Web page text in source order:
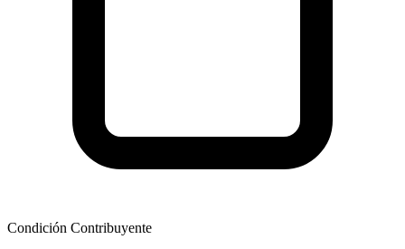
Condición Contribuyente